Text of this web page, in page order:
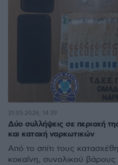
Δύο συλλήψεις σε περιοχή
και κατοχή ναρκωτικών
Από το σπίτι τους
κοκαΐνη, συνολικού βάρους
31.05.2026, 14:39